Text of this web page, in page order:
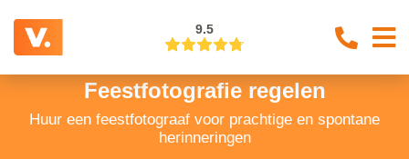
9.5
Feestfotografie regelen
Huur een feestfotograaf voor prachtige en spontane
herinneringen